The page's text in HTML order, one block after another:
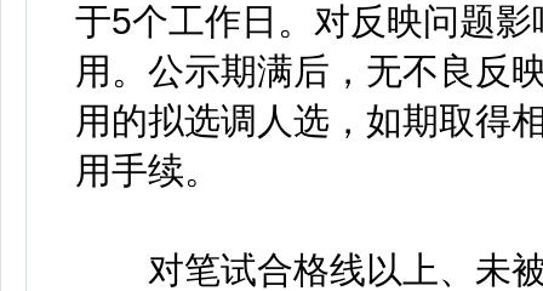
于5个工作日。对反映问题
用。公示期满后，无不良反
用的拟选调人选，如期取得
用手续。
对笔试合格线以上、未被